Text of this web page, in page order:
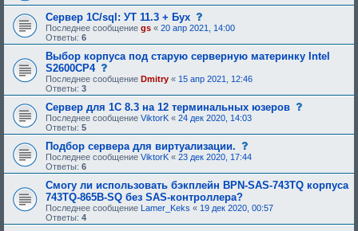
Сервер 1С/sql: УТ 11.3 + Бух
о
о
б
щ
е
и
т
р
у
ю
е
о
д
б
Последнее сообщение gs « 20 апр 2021, 14:00
Ответы: 6
Выбор корпуса под старую серверную материнку Intel
S2600CP4
о
о
б
щ
е
н
и
е
,
т
р
б
у
ю
Последнее сообщение Dmitry « 15 апр 2021, 12:46
Ответы: 3
Сервер для 1С 8.3 на 12 терминальных юзеров
б
и
е
,
Последнее сообщение ViktorK « 24 дек 2020, 14:03
Ответы: 5
Подбор сервера для виртуализации.
б
щ
е
и
Последнее сообщение ViktorK « 23 дек 2020, 17:44
Ответы: 6
Смогу ли использовать бэкплейн BPN-SAS-743TQ корпуса
743TQ-865B-SQ без SAS-контроллера?
Последнее сообщение Lamer_Keks « 19 дек 2020, 00:57
Ответы: 4